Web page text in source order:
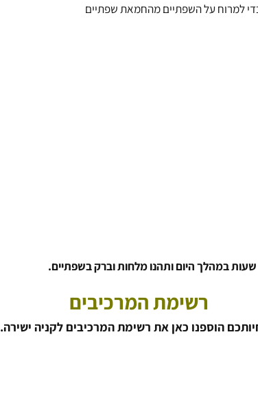
למרוח על השפתיים מהחמאת שפתיים
במהלך היום ותהנו מלחות וברק בשפתיים.
רשימת המרכיבים
הוספנו כאן את רשימת המרכיבים לקניה ישירה.